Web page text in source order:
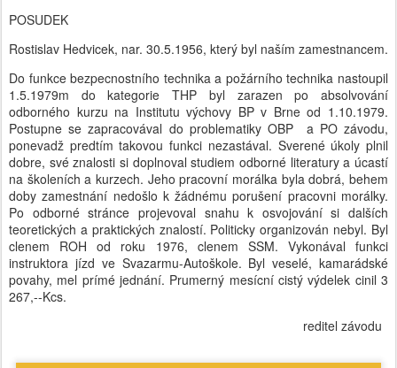
POSUDEK
Rostislav Hedvicek, nar. 30.5.1956, který byl naším zamestnancem.
Do funkce bezpecnostního technika a požárního technika nastoupil
1.5.1979m do kategorie THP byl zarazen po absolvování
odborného kurzu na Institutu výchovy BP v Brne od 1.10.1979.
Postupne se zapracovával do problematiky OBP a PO závodu,
ponevadž predtím takovou funkci nezastával. Sverené úkoly plnil
dobre, své znalosti si doplnoval studiem odborné literatury a úcastí
na školeních a kurzech. Jeho pracovní morálka byla dobrá, behem
doby zamestnání nedošlo k žádnému porušení pracovni morálky.
Po odborné stránce projevoval snahu k osvojování si dalších
teoretických a praktických znalostí. Politicky organizován nebyl. Byl
clenem ROH od roku 1976, clenem SSM. Vykonával funkci
instruktora jízd ve Svazarmu-Autoškole. Byl veselé, kamarádské
povahy, mel prímé jednání. Prumerný mesícní cistý výdelek cinil 3
267,--Kcs.
reditel závodu